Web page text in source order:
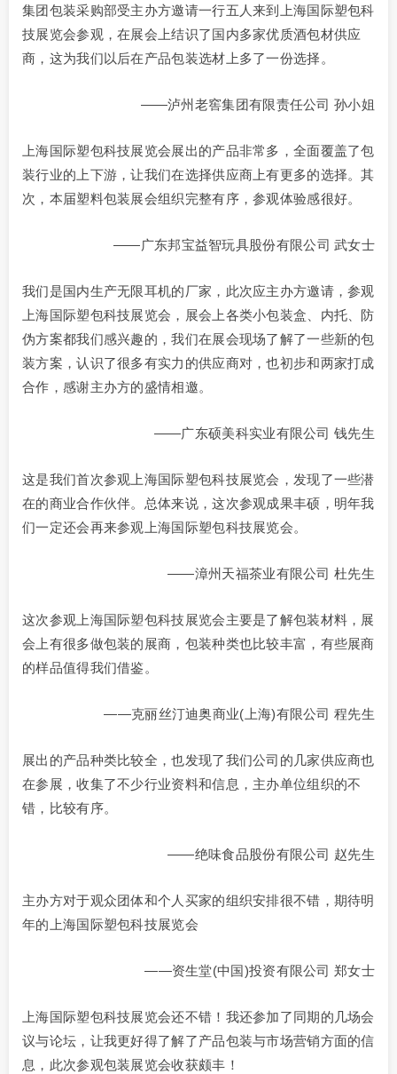
集团包装采购部受主办方邀请一行五人来到上海国际塑包科
技展览会参观，在展会上结识了国内多家优质酒包材供应
商，这为我们以后在产品包装选材上多了一份选择。
——泸州老窖集团有限责任公司 孙小姐
上海国际塑包科技展览会展出的产品非常多，全面覆盖了包
装行业的上下游，让我们在选择供应商上有更多的选择。其
次，本届塑料包装展会组织完整有序，参观体验感很好。
——广东邦宝益智玩具股份有限公司 武女士
我们是国内生产无限耳机的厂家，此次应主办方邀请，参观
上海国际塑包科技展览会，展会上各类小包装盒、内托、防
伪方案都我们感兴趣的，我们在展会现场了解了一些新的包
装方案，认识了很多有实力的供应商对，也初步和两家打成
合作，感谢主办方的盛情相邀。
——广东硕美科实业有限公司 钱先生
这是我们首次参观上海国际塑包科技展览会，发现了一些潜
在的商业合作伙伴。总体来说，这次参观成果丰硕，明年我
们一定还会再来参观上海国际塑包科技展览会。
——漳州天福茶业有限公司 杜先生
这次参观上海国际塑包科技展览会主要是了解包装材料，展
会上有很多做包装的展商，包装种类也比较丰富，有些展商
的样品值得我们借鉴。
——克丽丝汀迪奥商业(上海)有限公司 程先生
展出的产品种类比较全，也发现了我们公司的几家供应商也
在参展，收集了不少行业资料和信息，主办单位组织的不
错，比较有序。
——绝味食品股份有限公司 赵先生
主办方对于观众团体和个人买家的组织安排很不错，期待明
年的上海国际塑包科技展览会
——资生堂(中国)投资有限公司 郑女士
上海国际塑包科技展览会还不错！我还参加了同期的几场会
议与论坛，让我更好得了解了产品包装与市场营销方面的信
息，此次参观包装展览会收获颇丰！